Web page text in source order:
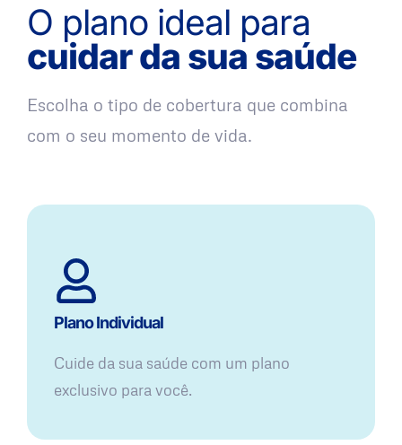
O plano ideal para
cuidar da sua saúde
Escolha o tipo de cobertura que combina
com o seu momento de vida.
Plano Individual
Cuide da sua saúde com um plano
exclusivo para você.